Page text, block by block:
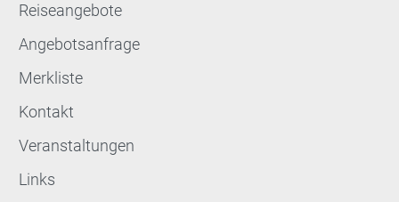
Reiseangebote
Angebotsanfrage
Merkliste
Kontakt
Veranstaltungen
Links